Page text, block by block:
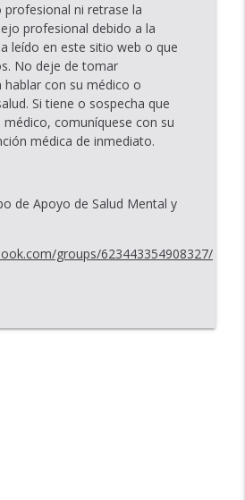
ni retrase la
profesional debido a la
leído en este sitio web o que
No deje de tomar
con su médico o
Si tiene o sospecha que
comuníquese con su
médica de inmediato.
de Apoyo de Salud Mental y
groups/623443354908327/